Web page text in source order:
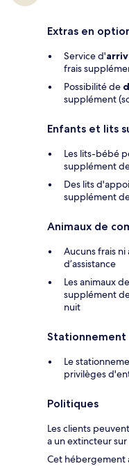
Extras en
Service d'
frais
Possibilité de
supplément
Enfants et lits
Les lits-bébé
supplément
Des lits
supplément
Animaux de
Aucuns frais
d’assistance
Les animaux
supplément
nuit
Stationnement
Le
privilèges
Politiques
Les clients
a un extincteur sur
Cet hébergement